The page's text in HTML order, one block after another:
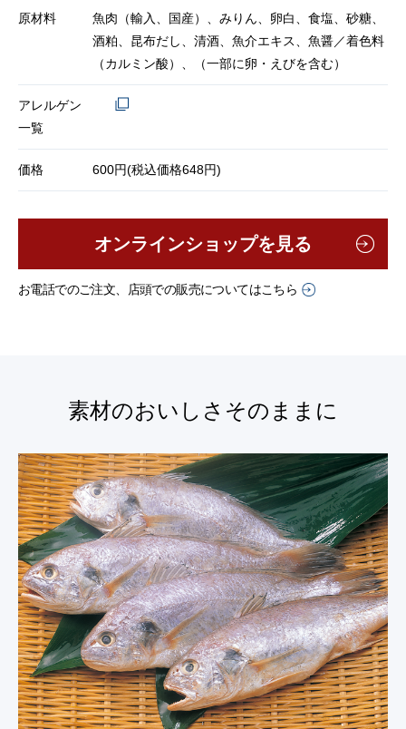
原材料
魚肉（輸入、国産）、みりん、卵白、食塩、砂糖、
酒粕、昆布だし、清酒、魚介エキス、魚醤／着色料
（カルミン酸）、（一部に卵・えびを含む）
アレルゲン
一覧
価格 600円(税込価格648円)
オンラインショップを見る
お電話でのご注文、店頭での販売についてはこちら
素材のおいしさそのままに